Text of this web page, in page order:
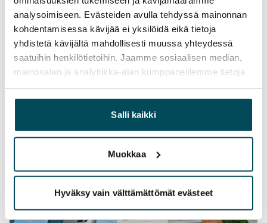
analysoimiseen. Evästeiden avulla tehdyssä mainonnan
kohdentamisessa kävijää ei yksilöidä eikä tietoja
yhdistetä kävijältä mahdollisesti muussa yhteydessä
saatuihin henkilötietoihin. Jaamme sosiaalisen median,
mainosalan ja analytiikka-alan kumppaneillemme tietoja
yhdistää näitä tietoja muihin tietoihin, joita olet antanut
heille tai joita on kerätty, kun olet käyttänyt heidän
palvelujaan.
Salli kaikki
Muokkaa
Hyväksy vain välttämättömät evästeet